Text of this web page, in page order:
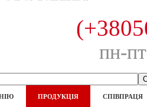
пн-
ПРОДУКЦІЯ СПІВПРАЦЯ